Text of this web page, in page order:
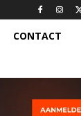
CONTACT